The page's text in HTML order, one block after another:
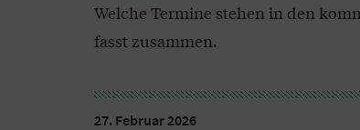
Welche Termine stehen in den
fasst zusammen.
27. Februar 2026